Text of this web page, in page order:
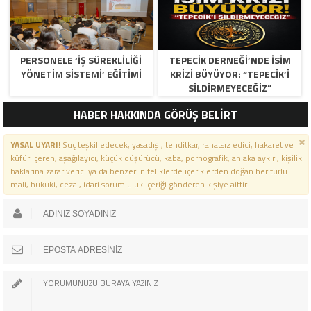
PERSONELE ‘İŞ SÜREKLİLİĞİ
YÖNETİM SİSTEMİ’ EĞİTİMİ
TEPECİK DERNEĞİ’NDE İSİM
KRİZİ BÜYÜYOR: “TEPECİK’İ
SİLDİRMEYECEĞİZ”
HABER HAKKINDA GÖRÜŞ BELİRT
YASAL UYARI!Suç teşkil edecek, yasadışı, tehditkar, rahatsız edici, hakaret ve
küfür içeren, aşağılayıcı, küçük düşürücü, kaba, pornografik, ahlaka aykırı, kişilik
haklarına zarar verici ya da benzeri niteliklerde içeriklerden doğan her türlü
mali, hukuki, cezai, idari sorumluluk içeriği gönderen kişiye aittir.